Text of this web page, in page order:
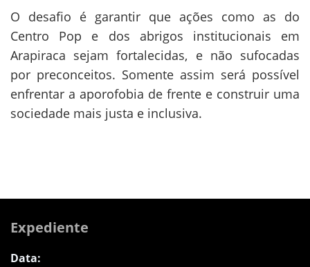
O desafio é garantir que ações como as do
Centro Pop e dos abrigos institucionais em
Arapiraca sejam fortalecidas, e não sufocadas
por preconceitos. Somente assim será possível
enfrentar a aporofobia de frente e construir uma
sociedade mais justa e inclusiva.
Expediente
Data: